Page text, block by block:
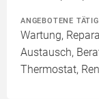
ANGEBOTENE
Wartung,
Austausch,
Thermostat,